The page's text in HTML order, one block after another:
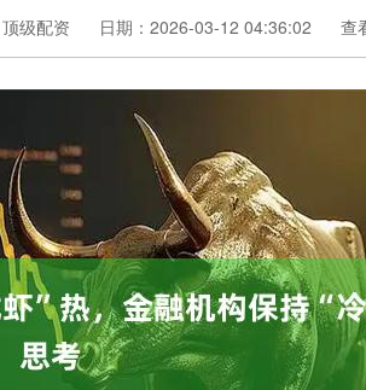
级配资 日期：2026-03-12 04:36:02 查